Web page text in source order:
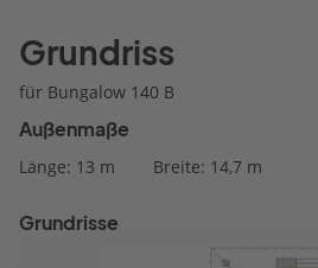
Grundriss
für Bungalow 140 B
Außenmaße
Länge: 13 m Breite: 14,7 m
Grundrisse